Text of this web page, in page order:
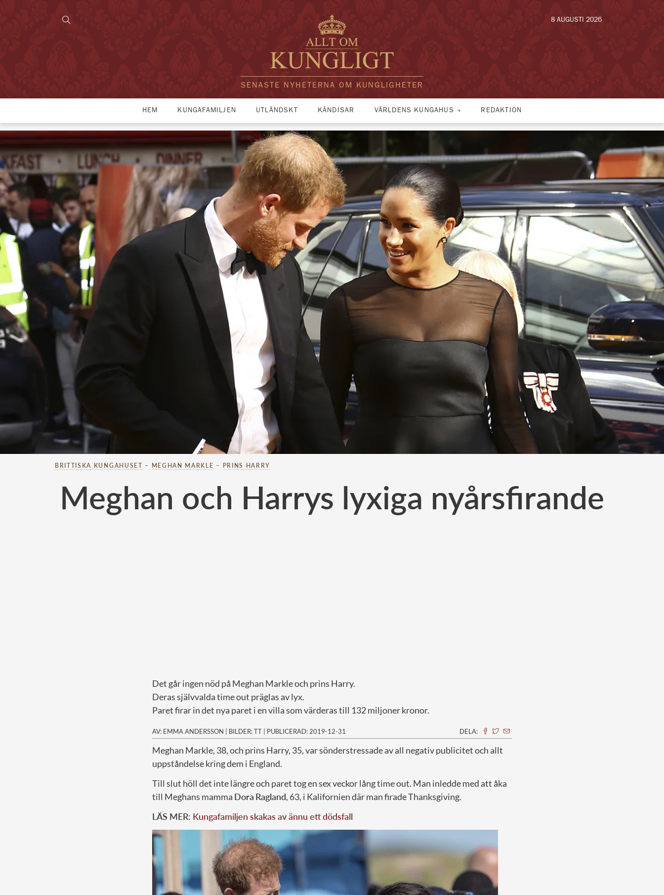
SENASTE NYHETERNA OM KUNGLIGHETER
8 AUGUSTI 2026
HEM KUNGAFAMILJEN UTLÄNDSKT KÄNDISAR VÄRLDENS KUNGAHUS REDAKTION
BRITTISKA KUNGAHUSET – MEGHAN MARKLE – PRINS HARRY
Meghan och Harrys lyxiga nyårsfirande
Det går ingen nöd på Meghan Markle och prins Harry.
Deras självvalda time out präglas av lyx.
Paret firar in det nya paret i en villa som värderas till 132 miljoner kronor.
AV: EMMA ANDERSSON | BILDER: TT | PUBLICERAD: 2019-12-31 DELA:
Meghan Markle, 38, och prins Harry, 35, var sönderstressade av all negativ publicitet och allt
uppståndelse kring dem i England.
Till slut höll det inte längre och paret tog en sex veckor lång time out. Man inledde med att åka
till Meghans mamma Dora Ragland, 63, i Kalifornien där man firade Thanksgiving.
LÄS MER: Kungafamiljen skakas av ännu ett dödsfall